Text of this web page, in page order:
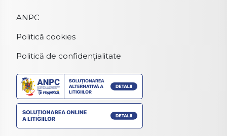
ANPC
Politică cookies
Politică de confidențialitate